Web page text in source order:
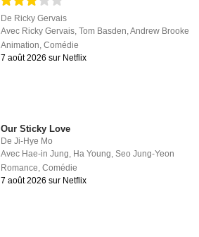
De Ricky Gervais
Avec Ricky Gervais ,Tom Basden ,Andrew Brooke
Animation ,Comédie
7 août 2026 sur Netflix
Our Sticky Love
DeJi-Hye Mo
Avec Hae-in Jung, Ha Young,Seo Jung-Yeon
Romance,Comédie
7 août 2026 sur Netflix